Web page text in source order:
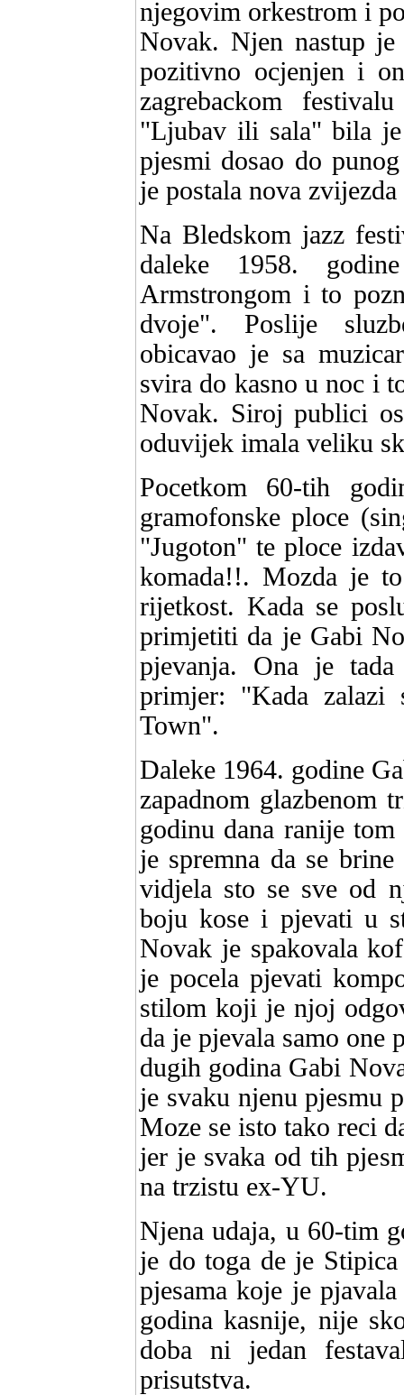
njegovim orkestrom i
Novak. Njen nastup
pozitivno ocjenjen i
zagrebackom
"Ljubav ili sala" bila
pjesmi dosao do
je postala nova
Na Bledskom jazz
daleke 1958.
Armstrongom i to
dvoje". Poslije
obicavao je sa
svira do kasno u noc i
Novak. Siroj publici
oduvijek imala veliku
Pocetkom 60-tih
gramofonske ploce
"Jugoton" te ploce
komada!!. Mozda je
rijetkost. Kada se
primjetiti da je Gabi
pjevanja. Ona je
primjer: "Kada
Town".
Daleke 1964. godine
zapadnom glazbenom
godinu dana ranije
je spremna da se
vidjela sto se sve od
boju kose i pjevati u
Novak je spakovala
je pocela pjevati
stilom koji je njoj
da je pjevala samo one
dugih godina Gabi
je svaku njenu pjesmu
Moze se isto tako reci
jer je svaka od tih
na trzistu ex-YU.
Njena udaja, u 60-tim
je do toga de je
pjesama koje je
godina kasnije, nije
doba ni jedan
prisutstva.